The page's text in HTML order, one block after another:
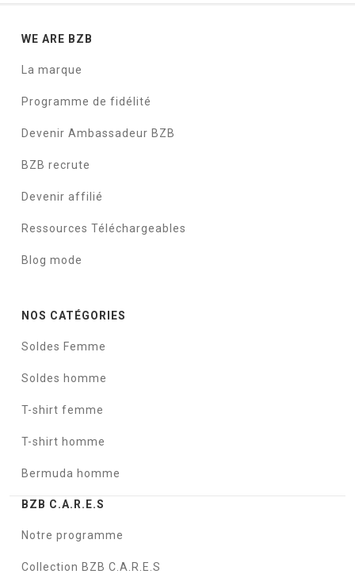
WE ARE BZB
La marque
Programme de fidélité
Devenir Ambassadeur BZB
BZB recrute
Devenir affilié
Ressources Téléchargeables
Blog mode
NOS CATÉGORIES
Soldes Femme
Soldes homme
T-shirt femme
T-shirt homme
Bermuda homme
BZB C.A.R.E.S
Notre programme
Collection BZB C.A.R.E.S